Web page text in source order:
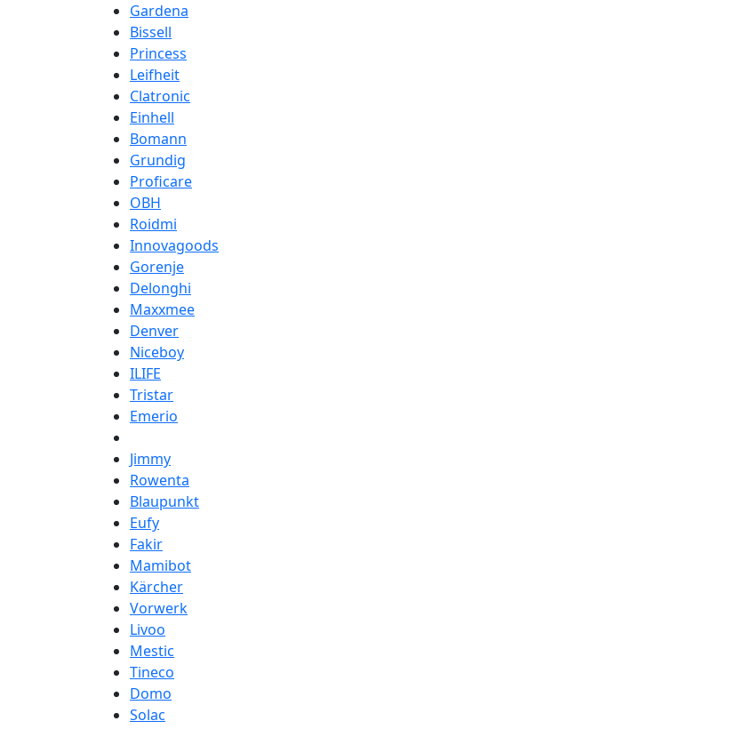
Gardena
Bissell
Princess
Leifheit
Clatronic
Einhell
Bomann
Grundig
Proficare
OBH
Roidmi
Innovagoods
Gorenje
Delonghi
Maxxmee
Denver
Niceboy
ILIFE
Tristar
Emerio
Jimmy
Rowenta
Blaupunkt
Eufy
Fakir
Mamibot
Kärcher
Vorwerk
Livoo
Mestic
Tineco
Domo
Solac